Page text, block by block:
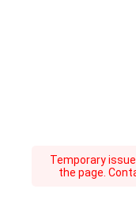
Temporary
the page.